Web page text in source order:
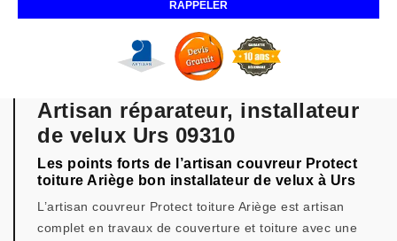
Artisan réparateur, installateur
de velux Urs 09310
Les points forts de l’artisan couvreur Protect
toiture Ariège bon installateur de velux à Urs
L’artisan couvreur Protect toiture Ariège est artisan
complet en travaux de couverture et toiture avec une